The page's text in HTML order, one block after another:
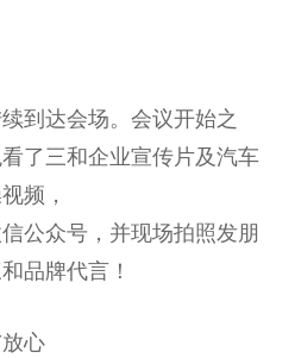
到达会场。会议开始之
了三和企业宣传片及汽车
频，
公众号，并现场拍照发朋
品牌代言！
心